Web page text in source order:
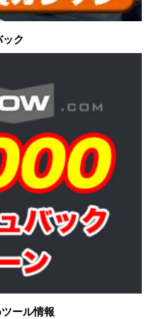
ク
ール情報